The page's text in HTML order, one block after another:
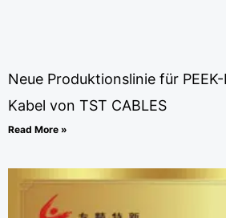
Neue Produktionslinie für
Kabel von TST CABLES
Read More »